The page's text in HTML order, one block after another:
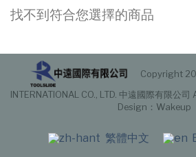
找不到符合您選擇的商品
Copyright
INTERNATIONAL CO., LTD. 中遠國際有限公
Design ：Wakeup
繁體中文